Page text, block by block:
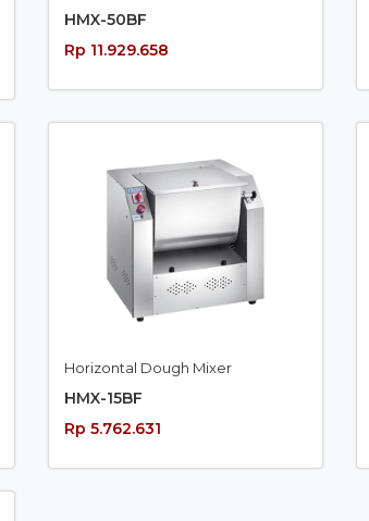
HMX-50BF
Rp 11.929.658
Horizontal Dough Mixer
HMX-15BF
Rp 5.762.631